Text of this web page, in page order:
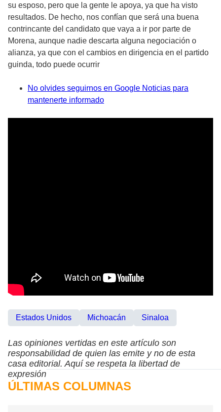
su esposo, pero que la gente le apoya, ya que ha visto
resultados. De hecho, nos confían que será una buena
contrincante del candidato que vaya a ir por parte de
Morena, aunque nadie descarta alguna negociación o
alianza, ya que con el cambios en dirigencia en el partido
guinda, todo puede ocurrir
No olvides seguirnos en Google Noticias para
mantenerte informado
Estados Unidos Michoacán Sinaloa
Las opiniones vertidas en este artículo son
responsabilidad de quien las emite y no de esta
casa editorial. Aquí se respeta la libertad de
expresión
ÚLTIMAS COLUMNAS